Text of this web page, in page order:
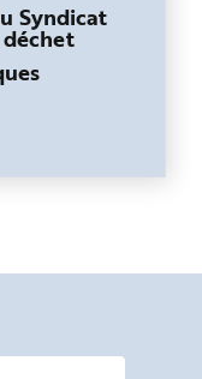
Syndicat